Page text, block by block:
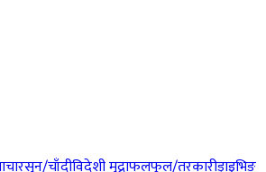
सुन/चाँदीविदेशी मुद्राफलफूल/तरकारीड्राइभिङ